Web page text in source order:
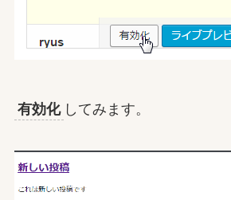
有効化 してみます。